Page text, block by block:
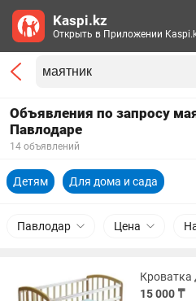
Объявления по запросу
Павлодаре
14 объявлений
Детям Для дома и сада
Павлодар Цена
15 000 ₸
Kaspi.kz
Открыть в Приложении